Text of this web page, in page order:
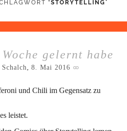
‘STORYTELLING’
gelernt habe
, 8. Mai 2016
und Chili im Gegensatz zu
leistet.